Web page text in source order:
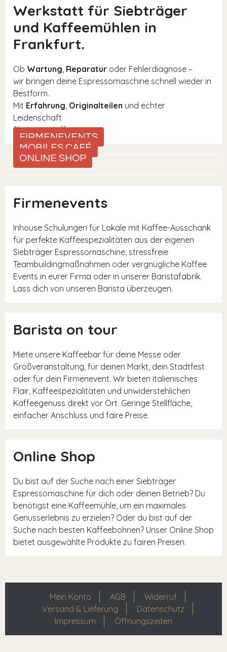
Werkstatt für Siebträger
und Kaffeemühlen in
Frankfurt.
Ob Wartung, Reparatur oder Fehlerdiagnose –
wir bringen deine Espressomaschine schnell wieder in
Bestform.
Mit Erfahrung, Originalteilen und echter
Leidenschaft
für guten Kaffee.
FIRMENEVENTS
MOBILES CAFÉ
ONLINE SHOP
Firmenevents
Inhouse Schulungen für Lokale mit Kaffee-Ausschank
für perfekte Kaffeespezialitäten aus der eigenen
Siebträger Espressomaschine, stressfreie
Teambuildingmaßnahmen oder vergnügliche Kaffee
Events in eurer Firma oder in unserer Baristafabrik.
Lass dich von unseren Barista überzeugen.
Barista on tour
Miete unsere Kaffeebar für deine Messe oder
Großveranstaltung, für deinen Markt, dein Stadtfest
oder für dein Firmenevent. Wir bieten italienisches
Flair, Kaffeespezialitäten und unwiderstehlichen
Kaffeegenuss direkt vor Ort. Geringe Stellfläche,
einfacher Anschluss und faire Preise.
Online Shop
Du bist auf der Suche nach einer Siebträger
Espressomaschine für dich oder deinen Betrieb? Du
benötigst eine Kaffeemühle, um ein maximales
Genusserlebnis zu erzielen? Oder du bist auf der
Suche nach besten Kaffeebohnen? Unser Online Shop
bietet ausgewählte Produkte zu fairen Preisen.
Mein Konto AGB
Widerruf
Versand & Lieferung
Datenschutz
Impressum
Öffnungszeiten